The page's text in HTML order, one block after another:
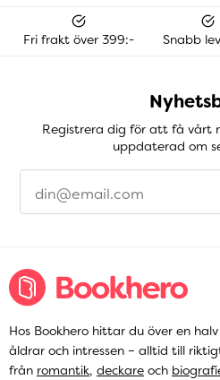
Fri frakt över 399:- Snabb
Registrera dig för att få vårt
uppdaterad om
Hos Bookhero hittar du över en
åldrar och intressen – alltid till
från romantik, deckare och